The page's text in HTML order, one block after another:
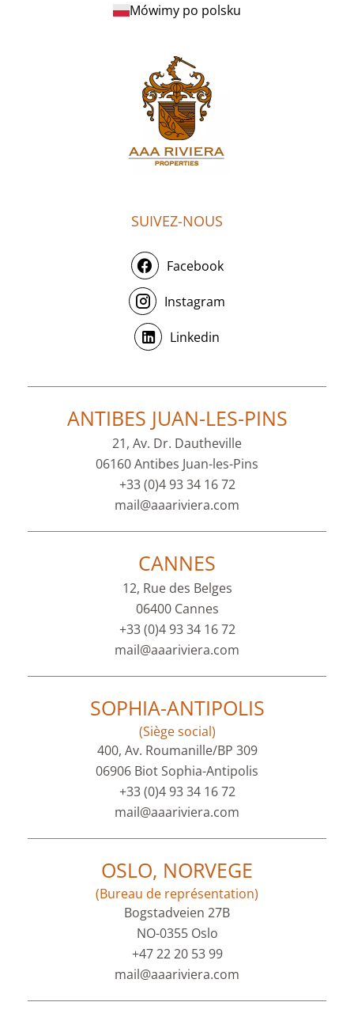
Mówimy po polsku
SUIVEZ-NOUS
Facebook
Instagram
Linkedin
ANTIBES JUAN-LES-PINS
21, Av. Dr. Dautheville
06160 Antibes Juan-les-Pins
+33 (0)4 93 34 16 72
mail@aaariviera.com
CANNES
12, Rue des Belges
06400 Cannes
+33 (0)4 93 34 16 72
mail@aaariviera.com
SOPHIA-ANTIPOLIS
(Siège social)
400, Av. Roumanille/BP 309
06906 Biot Sophia-Antipolis
+33 (0)4 93 34 16 72
mail@aaariviera.com
OSLO, NORVEGE
(Bureau de représentation)
Bogstadveien 27B
NO-0355 Oslo
+47 22 20 53 99
mail@aaariviera.com